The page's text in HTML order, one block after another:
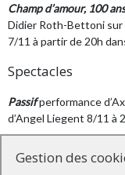
Champ d’amour, 100
Didier Roth-Bettoni sur
7/11 à partir de 20h
Spectacles
Passifperformance
d’Angel Liegent 8/11 à
Gestion des